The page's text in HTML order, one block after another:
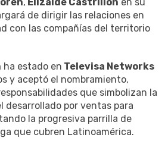
de dirigir las relaciones en
con las compañías del territorio
ha estado en Televisa Networks
y aceptó el nombramiento,
que simbolizan la
desarrollado por ventas para
la progresiva parrilla de
que cubren Latinoamérica.